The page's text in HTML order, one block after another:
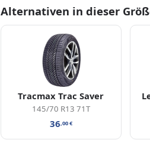
Alternativen in dieser
Tracmax Trac Saver
145/70 R13 71T
36,00€